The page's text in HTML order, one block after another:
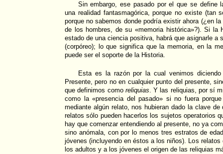
Sin embargo, ese pasado por el que se define
una realidad fantasmagórica, porque no existe (tan
porque no sabemos donde podría existir ahora (¿en
de los hombres, de su «memoria histórica»?). Si la
estado de una ciencia positiva, habrá que asignarle a
(corpóreo); lo que significa que la memoria, en la
puede ser el soporte de la Historia.
Esta es la razón por la cual venimos
Presente, pero no en cualquier punto del presente,
que definimos como reliquias. Y las reliquias, por sí
como la «presencia del pasado» si no fuera
mediante algún relato, nos hubieran dado la clave
relatos sólo pueden hacerlos los sujetos operatorios
hay que comenzar entendiendo al presente, no ya
sino anómala, con por lo menos tres estratos de
jóvenes (incluyendo en éstos a los niños). Los
los adultos y a los jóvenes el origen de las reliquias